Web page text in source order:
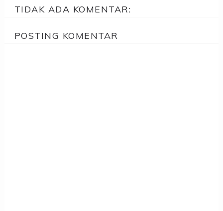
TIDAK ADA KOMENTAR:
POSTING KOMENTAR